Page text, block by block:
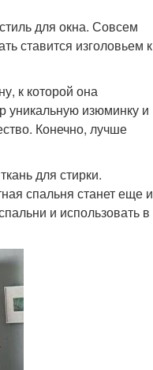
для окна. Совсем
ставится изголовьем к
к которой она
уникальную изюминку и
Конечно, лучше
для стирки.
спальня станет еще и
и использовать в